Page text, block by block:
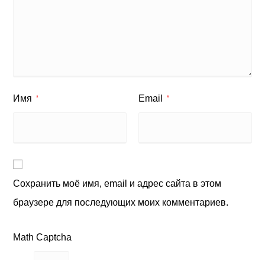
Имя * Email *
Сохранить моё имя, email и адрес сайта в этом
браузере для последующих моих комментариев.
Math Captcha